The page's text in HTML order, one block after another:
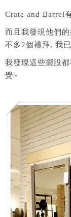
Crate and Barrel
而且我發現他們
不多2個禮拜, 我
我發現這些擺設
覺~